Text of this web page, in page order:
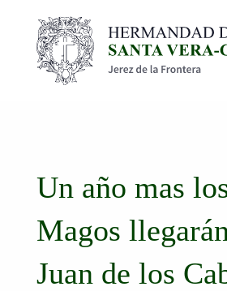
Un año mas
Magos
Juan de los